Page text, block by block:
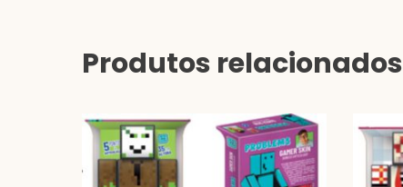
Produtos relacionados